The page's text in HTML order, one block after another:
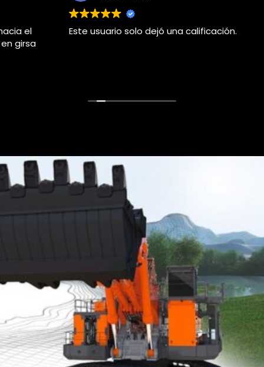
Este usuario solo dejó una calificación.